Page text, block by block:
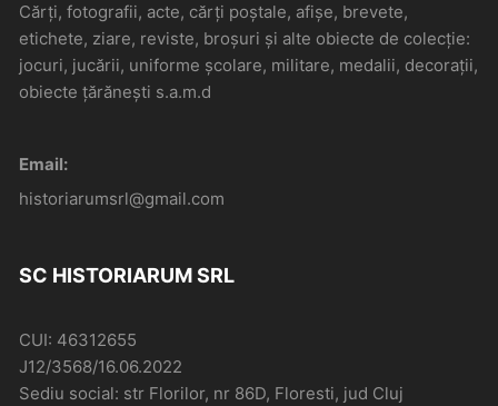
Cărți, fotografii, acte, cărți poștale, afișe, brevete,
etichete, ziare, reviste, broșuri și alte obiecte de colecție:
jocuri, jucării, uniforme școlare, militare, medalii, decorații,
obiecte țărănești s.a.m.d
Email:
historiarumsrl@gmail.com
SC HISTORIARUM SRL
CUI: 46312655
J12/3568/16.06.2022
Sediu social: str Florilor, nr 86D, Floresti, jud Cluj